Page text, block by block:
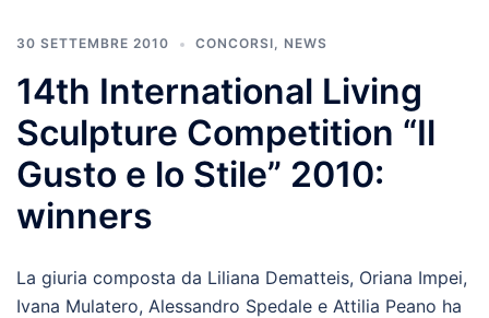
30 SETTEMBRE 2010 CONCORSI, NEWS
14th International Living
Sculpture Competition “Il
Gusto e lo Stile” 2010:
winners
La giuria composta da Liliana Dematteis, Oriana Impei,
Ivana Mulatero, Alessandro Spedale e Attilia Peano ha